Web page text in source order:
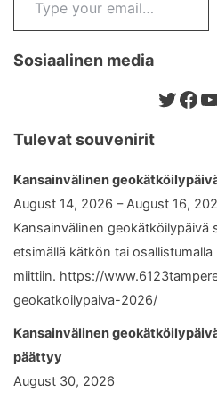
Sosiaalinen media
Tulevat souvenirit
Kansainvälinen
August 14, 2026 – August 16,
Kansainvälinen geokätköilypäivä
etsimällä kätkön tai osallistumalla
miittiin. https://
geokatkoilypaiva-2026/
Kansainvälinen
päättyy
August 30, 2026